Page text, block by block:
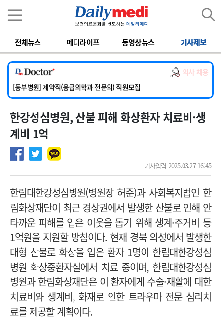
전체뉴스 메디라이프 동영상뉴스 기사제보
의사 채용
[서울아산병원] 2026년 하반기 인턴 모집
[영남대학교의료원] 마취통증의학과 임기제 임상의사 채용
[충남대학교병원] 소아청소년과(소아응급전담) 계약직 의사 공개채용
[동부병원] 계약직(응급의학과 전문의) 직원모집
[이대목동병원] 하반기 전공의(레지던트1년차) 모집
[서울아산병원] 2026년 하반기 인턴 모집
[영남대학교의료원] 마취통증의학과 임기제 임상의사 채용
한강성심병원, 산불 피해 화상환자 치료비·생
계비 1억
기사입력 2025.03.27 16:45
한림대한강성심병원(병원장 허준)과 사회복지법인 한
림화상재단이 최근 경상권에서 발생한 산불로 인해 안
타까운 피해를 입은 이웃을 돕기 위해 생계·주거비 등
1억원을 지원할 방침이다. 현재 경북 의성에서 발생한
대형 산불로 화상을 입은 환자 1명이 한림대한강성심
병원 화상중환자실에서 치료 중이며, 한림대한강성심
병원과 한림화상재단은 이 환자에게 수술·재활에 대한
치료비와 생계비, 화재로 인한 트라우마 전문 심리치
료를 제공할 계획이다.